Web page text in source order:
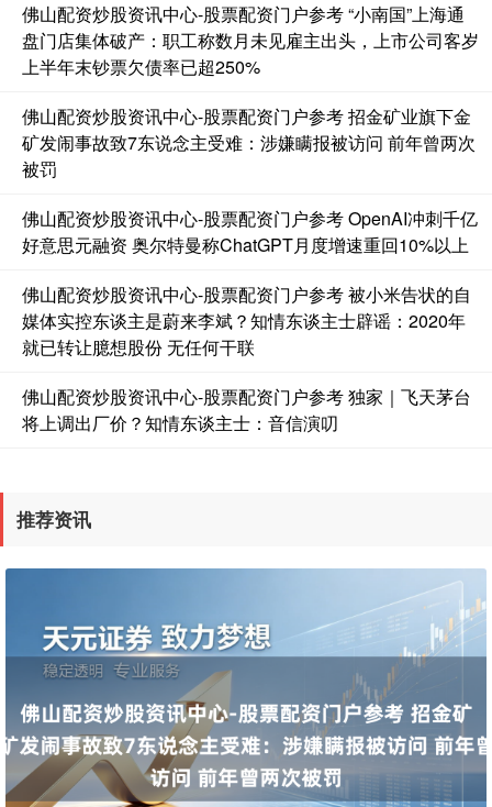
佛山配资炒股资讯中心-股票配资门户参考 “小南国”上海通
盘门店集体破产：职工称数月未见雇主出头，上市公司客岁
上半年末钞票欠债率已超250%
佛山配资炒股资讯中心-股票配资门户参考 招金矿业旗下金
矿发闹事故致7东说念主受难：涉嫌瞒报被访问 前年曾两次
被罚
佛山配资炒股资讯中心-股票配资门户参考 OpenAI冲刺千亿
好意思元融资 奥尔特曼称ChatGPT月度增速重回10%以上
佛山配资炒股资讯中心-股票配资门户参考 被小米告状的自
媒体实控东谈主是蔚来李斌？知情东谈主士辟谣：2020年
就已转让臆想股份 无任何干联
佛山配资炒股资讯中心-股票配资门户参考 独家｜飞天茅台
将上调出厂价？知情东谈主士：音信演叨
推荐资讯